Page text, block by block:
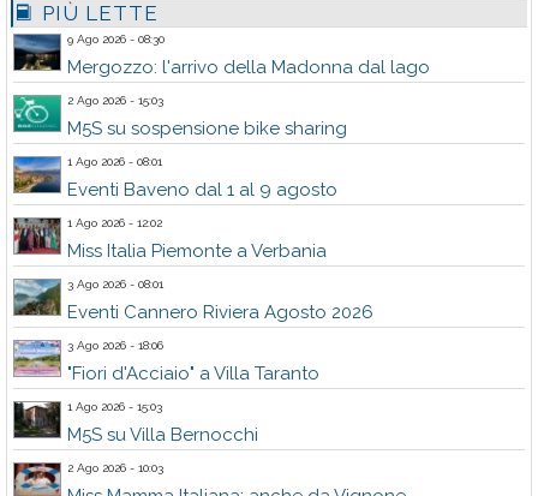
PIÙ LETTE
9 Ago 2026 - 08:30
Mergozzo: l'arrivo della Madonna dal lago
2 Ago 2026 - 15:03
M5S su sospensione bike sharing
1 Ago 2026 - 08:01
Eventi Baveno dal 1 al 9 agosto
1 Ago 2026 - 12:02
Miss Italia Piemonte a Verbania
3 Ago 2026 - 08:01
Eventi Cannero Riviera Agosto 2026
3 Ago 2026 - 18:06
"Fiori d'Acciaio" a Villa Taranto
1 Ago 2026 - 15:03
M5S su Villa Bernocchi
2 Ago 2026 - 10:03